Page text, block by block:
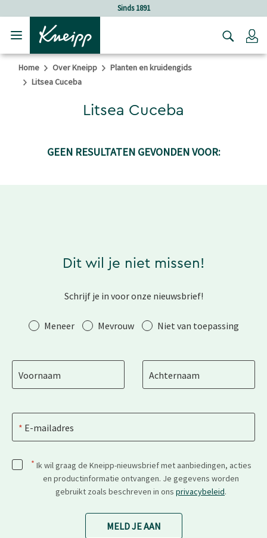
Verder gaan naar hoofdinhoud.Sinds 1891
Home Over Kneipp
Planten en kruidengids
Litsea Cuceba
Litsea Cuceba
GEEN RESULTATEN GEVONDEN VOOR:
Dit wil je niet missen!
Schrijf je in voor onze nieuwsbrief!
AanhefMeneer Mevrouw Niet van toepassing
Voornaam Achternaam
E-mailadres
* Ik wil graag de Kneipp-nieuwsbrief met aanbiedingen, acties
en productinformatie ontvangen. Je gegevens worden
gebruikt zoals beschreven in ons privacybeleid.
MELD JE AAN